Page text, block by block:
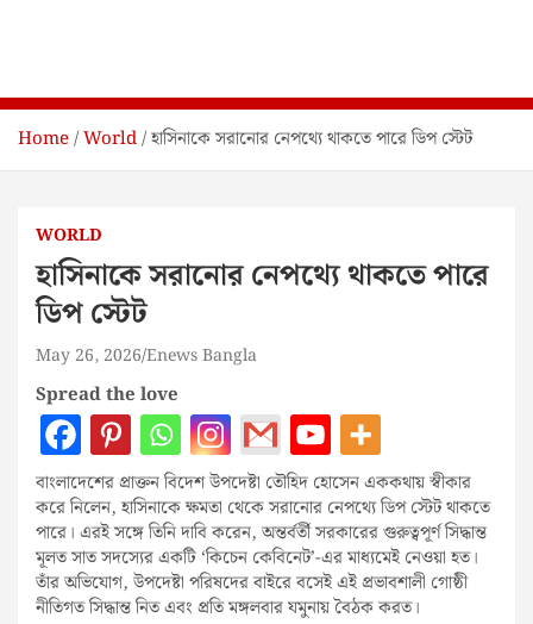
Home World হাসিনাকে সরানোর নেপথ্যে থাকতে পারে ডিপ স্টেট
WORLD
হাসিনাকে সরানোর নেপথ্যে থাকতে পারে
ডিপ স্টেট
May 26, 2026 Enews Bangla
Spread the love
বাংলাদেশের প্রাক্তন বিদেশ উপদেষ্টা তৌহিদ হোসেন এককথায় স্বীকার
করে নিলেন, হাসিনাকে ক্ষমতা থেকে সরানোর নেপথ্যে ডিপ স্টেট থাকতে
পারে। এরই সঙ্গে তিনি দাবি করেন, অন্তর্বর্তী সরকারের গুরুত্বপূর্ণ সিদ্ধান্ত
মূলত সাত সদস্যের একটি ‘কিচেন কেবিনেট’-এর মাধ্যমেই নেওয়া হত।
তাঁর অভিযোগ, উপদেষ্টা পরিষদের বাইরে বসেই এই প্রভাবশালী গোষ্ঠী
নীতিগত সিদ্ধান্ত নিত এবং প্রতি মঙ্গলবার যমুনায় বৈঠক করত।